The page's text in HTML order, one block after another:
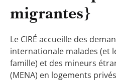
migrantes}
Le CIRÉ accueille des
internationale malades (et
famille) et des mineurs
(MENA) en logements